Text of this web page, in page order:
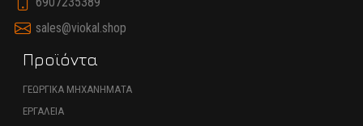
sales@viokal.shop
Προϊόντα
ΓΕΩΡΓΙΚΑ ΜΗΧΑΝΗΜΑΤΑ
ΕΡΓΑΛΕΙΑ